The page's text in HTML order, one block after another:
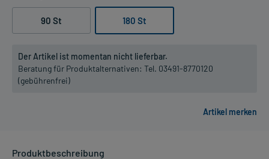
90 St 180 St
Der Artikel ist momentan nicht lieferbar.
Beratung für Produktalternativen: Tel. 03491-8770120
(gebührenfrei)
Produktbeschreibung